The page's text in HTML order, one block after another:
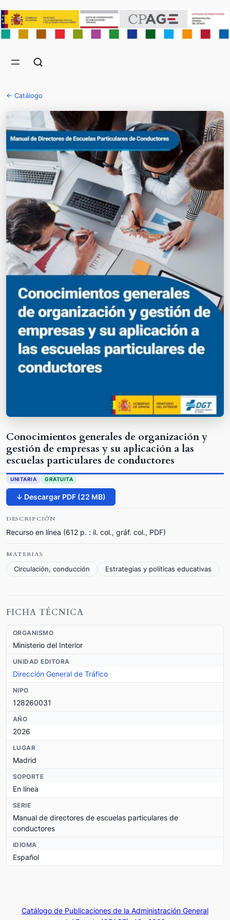
← Catálogo
Conocimientos generales de organización y
gestión de empresas y su aplicación a las
escuelas particulares de conductores
UNITARIA GRATUITA
↓ Descargar PDF (22 MB)
DESCRIPCIÓN
Recurso en línea (612 p. : il. col., gráf. col., PDF)
MATERIAS
Circulación, conducción
Estrategias y políticas educativas
FICHA TÉCNICA
ORGANISMO
Ministerio del Interior
UNIDAD EDITORA
Dirección General de Tráfico
NIPO
128260031
AÑO
2026
LUGAR
Madrid
SOPORTE
En línea
SERIE
Manual de directores de escuelas particulares de
conductores
IDIOMA
Español
Catálogo de Publicaciones de la Administración General